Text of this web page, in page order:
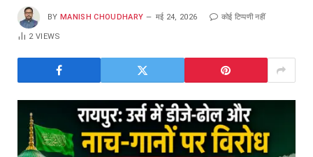
BY MANISH CHOUDHARY मई 24, 2026 कोई टिप्पणी नहीं
2VIEWS